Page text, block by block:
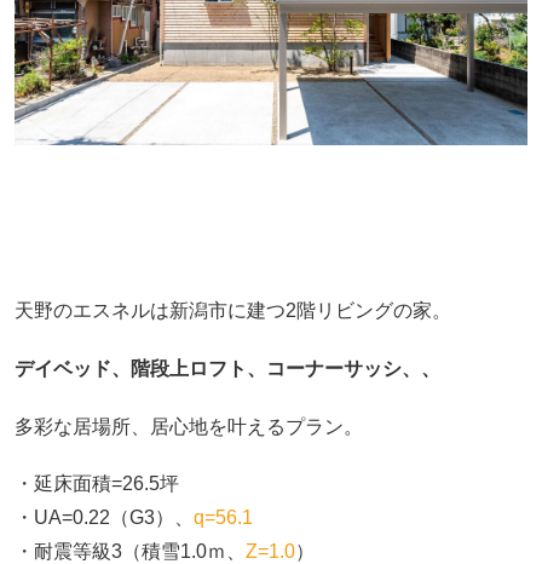
天野のエスネルは新潟市に建つ2階リビングの家。
デイベッド、階段上ロフト、コーナーサッシ、、
多彩な居場所、居心地を叶えるプラン。
・延床面積=26.5坪
・UA=0.22（G3）、 q=56.1
・耐震等級3（積雪1.0ｍ、 Z=1.0）